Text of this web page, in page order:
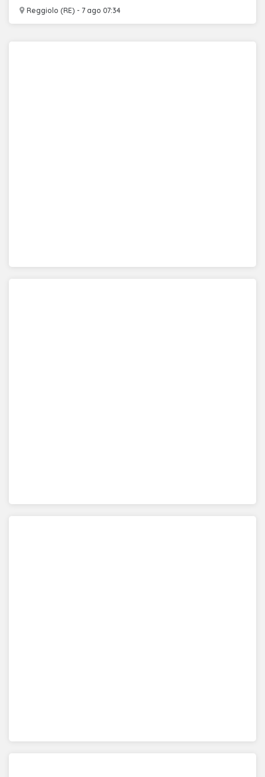
Reggiolo (RE) - 7 ago 07:34